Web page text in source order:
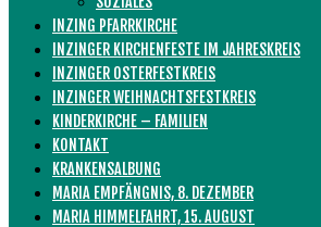
INZING PFARRKIRCHE
INZINGER KIRCHENFESTE IM JAHRESKREIS
INZINGER OSTERFESTKREIS
INZINGER WEIHNACHTSFESTKREIS
KINDERKIRCHE – FAMILIEN
KONTAKT
KRANKENSALBUNG
MARIA EMPFÄNGNIS, 8. DEZEMBER
MARIA HIMMELFAHRT, 15. AUGUST